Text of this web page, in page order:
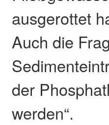
ausgerottet
Auch die
der
werden“.